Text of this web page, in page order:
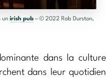
un irish pub – © 2022 Rob Durston,
dans la culture
dans leur quotidien